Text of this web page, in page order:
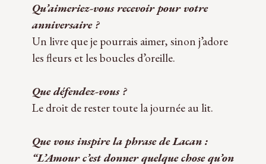
Qu’aimeriez-vous rece­voir pour votre
anni­ver­saire ?
Un livre que je pour­rais aimer, sinon j’adore
les fleurs et les boucles d’oreille.
Que défendez-vous ?
Le droit de res­ter toute la jour­née au lit.
Que vous ins­pire la phrase de Lacan :
“L’Amour c’est don­ner quelque chose qu’on